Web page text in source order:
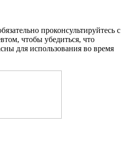
проконсультируйтесь с
чтобы убедиться, что
для использования во время